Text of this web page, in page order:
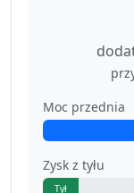
Moc przednia
Zysk z tyłu
Tył